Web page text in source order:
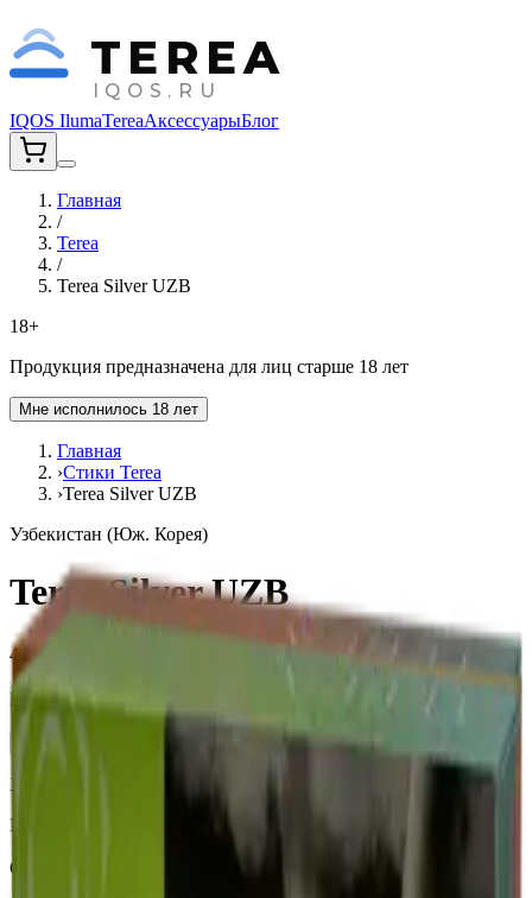
TEREA
IQOS.RU
IQOS IlumaTereaАксессуарыБлог
Главная
/
Terea
/
Terea Silver UZB
18+
Продукция предназначена для лиц старше 18 лет
Мне исполнилось 18 лет
Главная
›Стики Terea
›Terea Silver UZB
Узбекистан (Юж. Корея)
Terea Silver UZB
4 000 ₽
Блок (10 пачек):
Характеристики
Бренд
Страна